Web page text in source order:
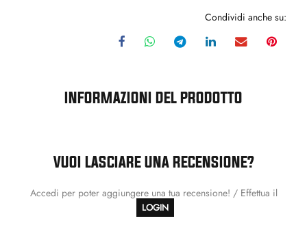
Condividi anche su:
INFORMAZIONI DEL PRODOTTO
VUOI LASCIARE UNA RECENSIONE?
Accedi per poter aggiungere una tua recensione! / Effettua il
LOGIN